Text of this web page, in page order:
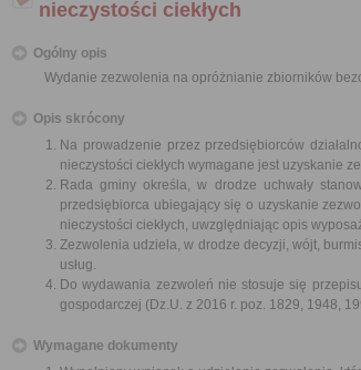
nieczystości ciekłych
Ogólny opis
Wydanie zezwolenia na opróżnianie zbiorników
Opis skrócony
Na prowadzenie przez przedsiębiorców
nieczystości ciekłych wymagane jest uzyskanie
Rada gminy określa, w drodze uchwały
przedsiębiorca ubiegający się o uzyskanie
nieczystości ciekłych, uwzględniając opis
Zezwolenia udziela, w drodze decyzji, wójt,
usług.
Do wydawania zezwoleń nie stosuje się
gospodarczej (Dz.U. z 2016 r. poz. 1829, 1948,
Wymagane dokumenty